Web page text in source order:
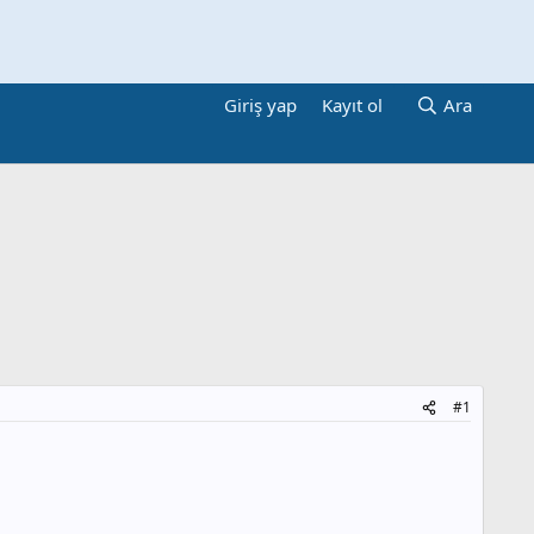
Giriş yap Kayıt ol Ara
#1